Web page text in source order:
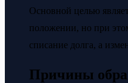
Основной целью
положении, но при
списание долга, а
Причины